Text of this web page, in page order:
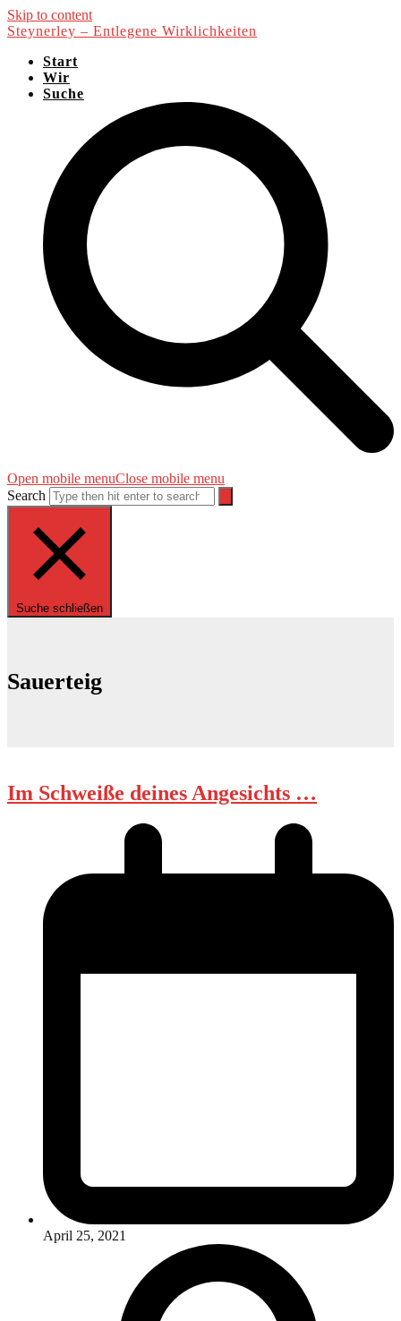
Skip to content
Steynerley – Entlegene Wirklichkeiten
Start
Wir
Suche
Open mobile menuClose mobile menu
Search
Suche schließen
Sauerteig
Im Schweiße deines Angesichts …
April 25, 2021